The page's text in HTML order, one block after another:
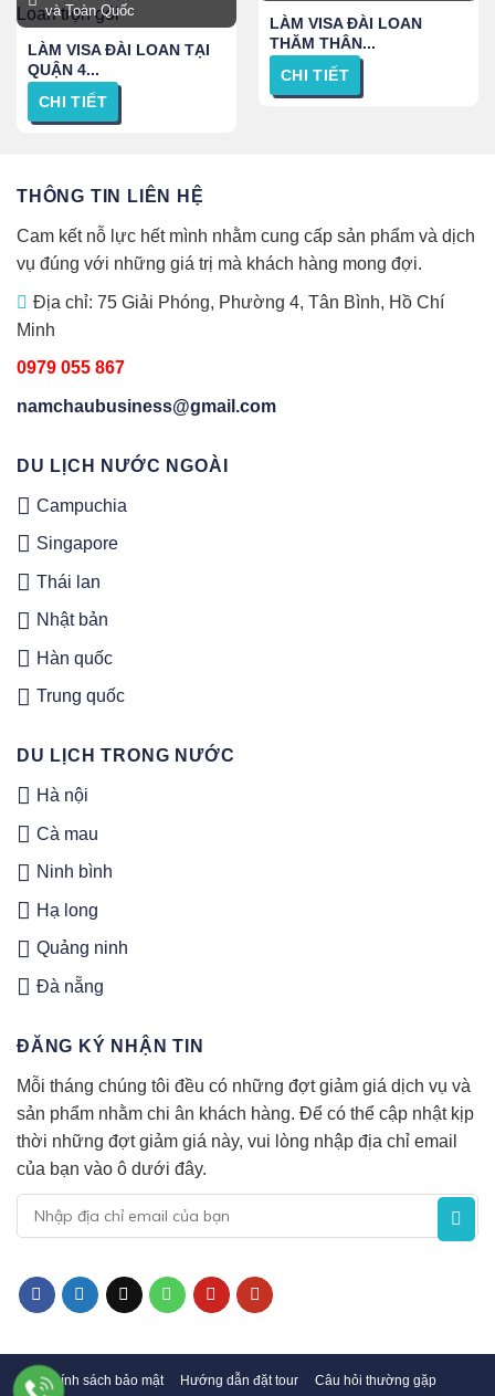
và Toàn Quốc
LÀM VISA ĐÀI LOAN TẠI
QUẬN 4...
CHI TIẾT
LÀM VISA ĐÀI LOAN
THĂM THÂN...
CHI TIẾT
THÔNG TIN LIÊN HỆ
Cam kết nỗ lực hết mình nhằm cung cấp sản phẩm và dịch
vụ đúng với những giá trị mà khách hàng mong đợi.
Địa chỉ: 75 Giải Phóng, Phường 4, Tân Bình, Hồ Chí
Minh
0979 055 867
namchaubusiness@gmail.com
DU LỊCH NƯỚC NGOÀI
Campuchia
Singapore
Thái lan
Nhật bản
Hàn quốc
Trung quốc
DU LỊCH TRONG NƯỚC
Hà nội
Cà mau
Ninh bình
Hạ long
Quảng ninh
Đà nẵng
ĐĂNG KÝ NHẬN TIN
Mỗi tháng chúng tôi đều có những đợt giảm giá dịch vụ và
sản phẩm nhằm chi ân khách hàng. Để có thể cập nhật kịp
thời những đợt giảm giá này, vui lòng nhập địa chỉ email
của bạn vào ô dưới đây.
Chính sách bảo mật Hướng dẫn đặt tour Câu hỏi thường gặp